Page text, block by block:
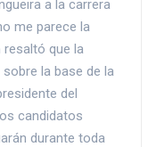
a la carrera
me parece la
resaltó que la
la base de la
del
candidatos
durante toda